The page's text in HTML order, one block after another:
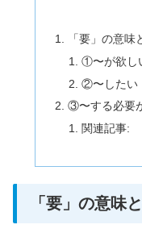
「要」の意味
①〜が欲し
②〜したい
③〜する必要
関連記事:
「要」の意味